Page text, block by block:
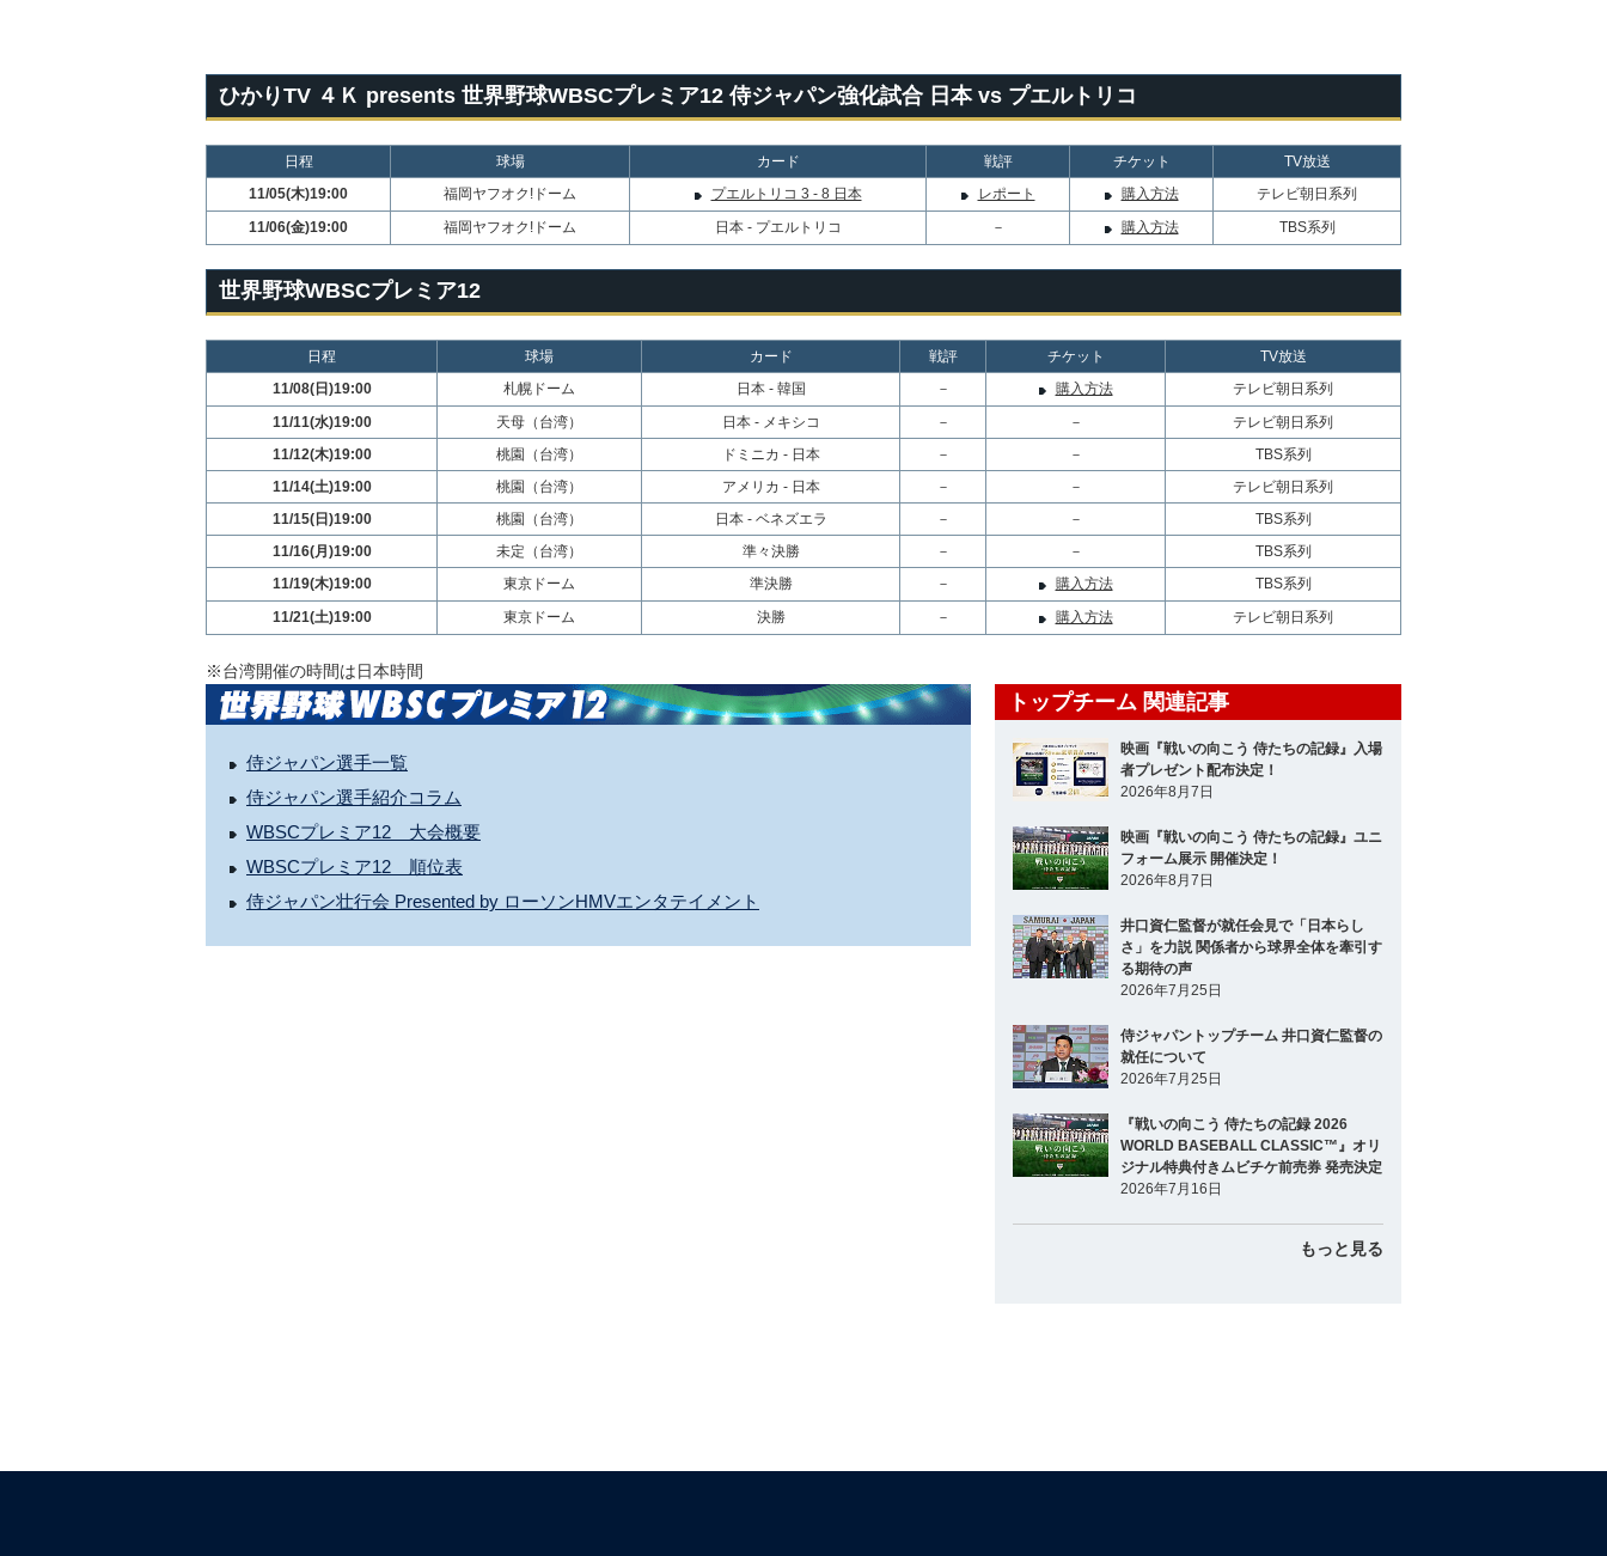
ひかりTV ４Ｋ presents 世界野球WBSCプレミア12 侍ジャパン強化試合 日本 vs プエルトリコ
日程 球場 カード 戦評 チケット
TV放送
11/05(木)19:00
福岡ヤフオク!ドーム プエルトリコ 3 - 8 日本 レポート 購入方法
テレビ朝日系列
11/06(金)19:00
福岡ヤフオク!ドーム 日本 - プエルトリコ － 購入方法 TBS系列
世界野球WBSCプレミア12
日程 球場 カード 戦評 チケット
TV放送
11/08(日)19:00
札幌ドーム 日本 - 韓国 － 購入方法
テレビ朝日系列
11/11(水)19:00
天母（台湾） 日本 - メキシコ － －
テレビ朝日系列
11/12(木)19:00
桃園（台湾） ドミニカ - 日本 － －
TBS系列
11/14(土)19:00
桃園（台湾） アメリカ - 日本 － －
テレビ朝日系列
11/15(日)19:00
桃園（台湾） 日本 - ベネズエラ － －
TBS系列
11/16(月)19:00
未定（台湾） 準々決勝 － －
TBS系列
11/19(木)19:00
東京ドーム 準決勝 － 購入方法
TBS系列
11/21(土)19:00
東京ドーム 決勝 － 購入方法 テレビ朝日系列
※台湾開催の時間は日本時間
侍ジャパン選手一覧
侍ジャパン選手紹介コラム
WBSCプレミア12 大会概要
WBSCプレミア12 順位表
侍ジャパン壮行会 Presented by ローソンHMVエンタテイメント
トップチーム 関連記事
映画『戦いの向こう 侍たちの記録』入場
者プレゼント配布決定！
2026年8月7日
映画『戦いの向こう 侍たちの記録』ユニ
フォーム展示 開催決定！
2026年8月7日
井口資仁監督が就任会見で「日本らし
さ」を力説 関係者から球界全体を牽引す
る期待の声
2026年7月25日
侍ジャパントップチーム 井口資仁監督の
就任について
2026年7月25日
『戦いの向こう 侍たちの記録 2026
WORLD BASEBALL CLASSIC™』オリ
ジナル特典付きムビチケ前売券 発売決定
2026年7月16日
もっと見る